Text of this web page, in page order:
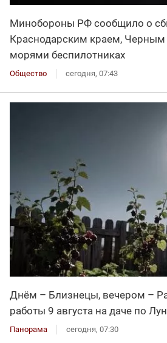
Минобороны РФ сообщило о
Краснодарским краем,
морями беспилотниках
Общество сегодня, 07:43
Днём – Близнецы, вечером –
работы 9 августа на даче по
Панорама сегодня, 07:30